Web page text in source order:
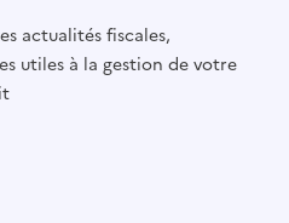
actualités fiscales,
utiles à la gestion de votre